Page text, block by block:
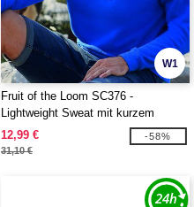
W1
Fruit of the Loom SC376 -
Lightweight Sweat mit kurzem
Reißverschluss
12,99 €
31,10 €
-58%